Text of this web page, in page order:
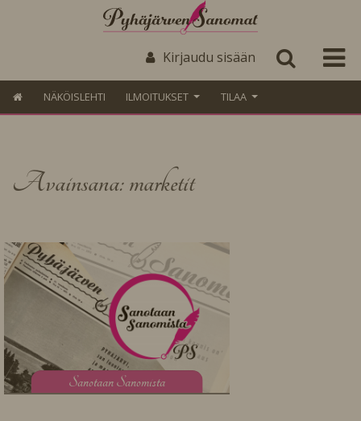
Kirjaudu sisään
NÄKÖISLEHTI ILMOITUKSET TILAA
Avainsana: marketit
Sanotaan Sanomista